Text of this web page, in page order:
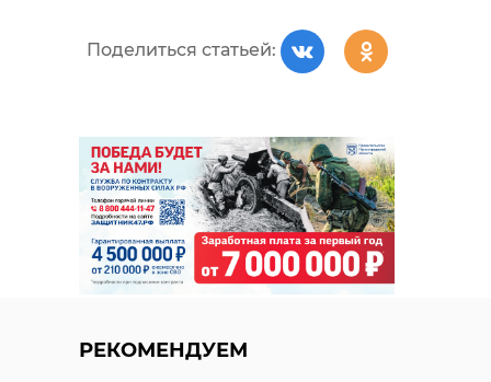
Поделиться статьей:
РЕКОМЕНДУЕМ